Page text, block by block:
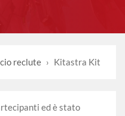
reclute › Kitastra Kit
ed è stato